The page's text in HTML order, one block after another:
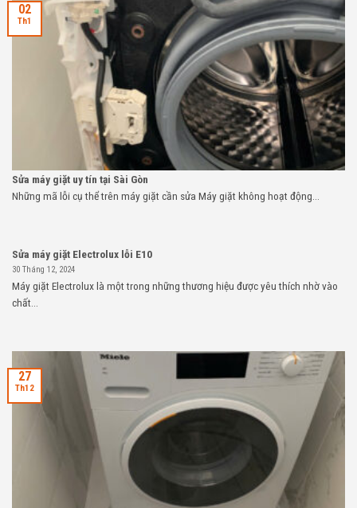
Sửa máy giặt uy tín tại Sài Gòn
Những mã lỗi cụ thể trên máy giặt cần sửa Máy giặt không hoạt động...
02
Th1
Sửa máy giặt Electrolux lỗi E10
30 Tháng 12, 2024
Máy giặt Electrolux là một trong những thương hiệu được yêu thích nhờ vào
chất...
27
Th12